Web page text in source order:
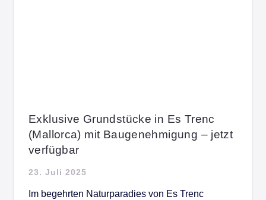
Exklusive Grundstücke in Es Trenc
(Mallorca) mit Baugenehmigung – jetzt
verfügbar
23. Juli 2025
Im begehrten Naturparadies von Es Trenc